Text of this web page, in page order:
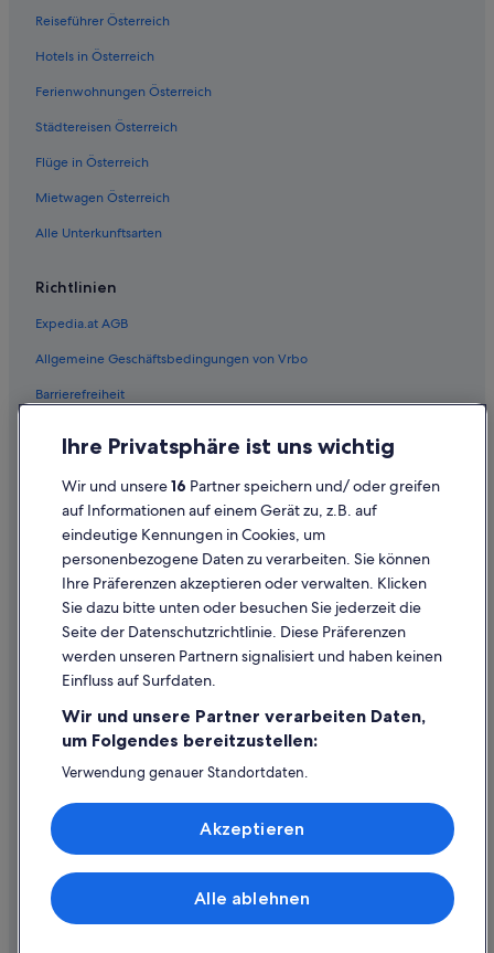
Reiseführer Österreich
Hotels in Österreich
Ferienwohnungen Österreich
Städtereisen Österreich
Flüge in Österreich
Mietwagen Österreich
Alle Unterkunftsarten
Richtlinien
Expedia.at AGB
Allgemeine Geschäftsbedingungen von Vrbo
Barrierefreiheit
Rechtliche Hinweise/Kontakt
Inhaltsrichtlinien und Melden von Inhalten
Hilfe
Hilfe
Rückerstattungsprozess und Zeitrahmen
Buchen Sie einen Flug mit einer Gutschrift bei der Fluggesellschaft
Internationale Reisedokumente
© 2026 Expedia, Inc., ein Unternehmen der Expedia Group. Alle Rechte
vorbehalten. Expedia und das Expedia-Logo sind Handelsmarken oder
Ihre Privatsphäre ist uns wichtig
Wir und unsere16 Partner speichern und/ oder greifen
auf Informationen auf einem Gerät zu, z.B. auf
eindeutige Kennungen in Cookies, um
personenbezogene Daten zu verarbeiten. Sie können
Ihre Präferenzen akzeptieren oder verwalten. Klicken
Sie dazu bitte unten oder besuchen Sie jederzeit die
Seite der Datenschutzrichtlinie. Diese Präferenzen
werden unseren Partnern signalisiert und haben keinen
Einfluss auf Surfdaten.
Wir und unsere Partner verarbeiten Daten,
um Folgendes bereitzustellen:
Verwendung genauer Standortdaten.
Speichern von oder Zugriff auf Informationen auf einem
Endgerät. Personalisierte Werbung und Inhalte, Messung
von Werbeleistung und der Performance von Inhalten,
Liste der Partner (Lieferanten)
Alle ablehnen
Akzeptieren